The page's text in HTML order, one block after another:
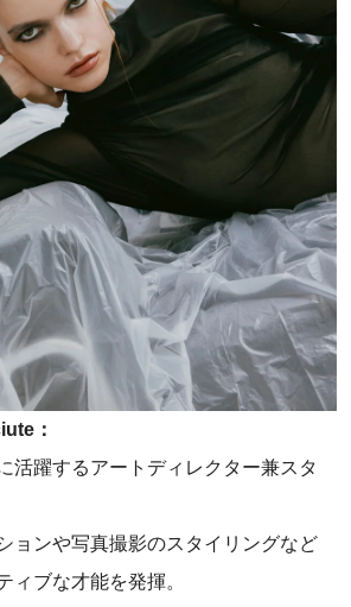
：
活躍するアートディレクター兼スタ
ョンや写真撮影のスタイリングなど
ィブな才能を発揮。